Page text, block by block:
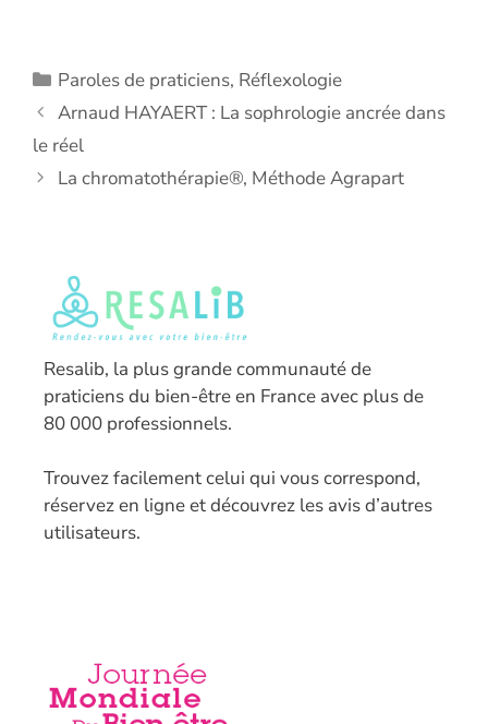
Catégories
Paroles de praticiens, Réflexologie
Arnaud HAYAERT : La sophrologie ancrée dans
le réel
La chromatothérapie®, Méthode Agrapart
Resalib, la plus grande communauté de
praticiens du bien-être en France avec plus de
80 000 professionnels.
Trouvez facilement celui qui vous correspond,
réservez en ligne et découvrez les avis d’autres
utilisateurs.